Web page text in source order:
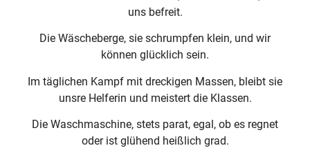
uns befreit.
Die Wäscheberge, sie schrumpfen klein, und wir
können glücklich sein.
Im täglichen Kampf mit dreckigen Massen, bleibt sie
unsre Helferin und meistert die Klassen.
Die Waschmaschine, stets parat, egal, ob es regnet
oder ist glühend heißlich grad.